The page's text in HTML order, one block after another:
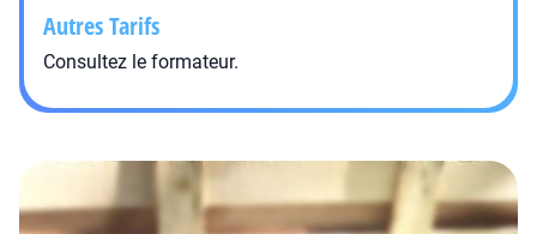
Autres Tarifs
Consultez le formateur.